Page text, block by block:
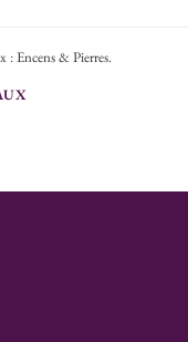
:Encens & Pierres.